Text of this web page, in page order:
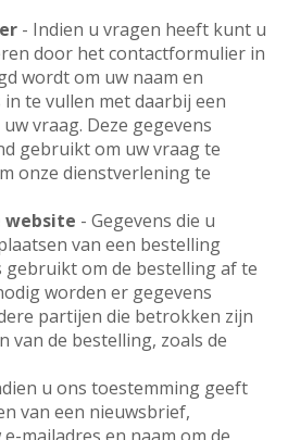
- Indien u vragen heeft kunt u
door het contactformulier in
wordt om uw naam en
te vullen met daarbij een
vraag. Deze gegevens
gebruikt om uw vraag te
onze dienstverlening te
website - Gegevens die u
van een bestelling
om de bestelling af te
worden er gegevens
partijen die betrokken zijn
van de bestelling, zoals de
u ons toestemming geeft
van een nieuwsbrief,